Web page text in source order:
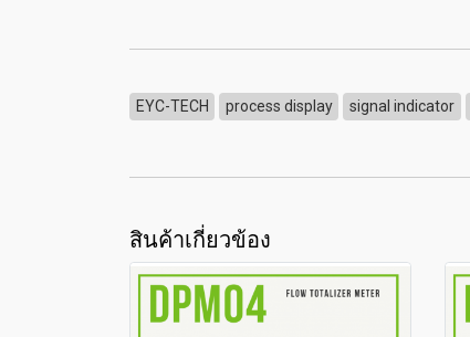
EYC-TECH process display signal indicator
สินค้าเกี่ยวข้อง